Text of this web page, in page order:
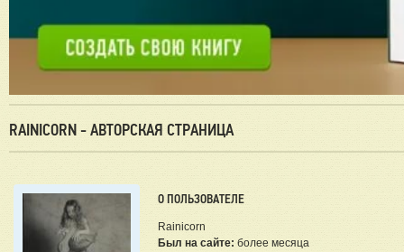
RAINICORN - АВТОРСКАЯ СТРАНИЦА
О ПОЛЬЗОВАТЕЛЕ
Rainicorn
Был на сайте: более месяца